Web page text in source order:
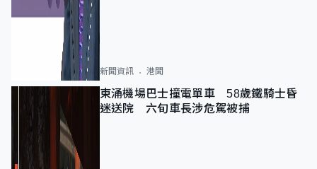
新聞資訊 港聞
東涌機場巴士撞電單車 58歲鐵騎士昏
迷送院 六旬車長涉危駕被捕